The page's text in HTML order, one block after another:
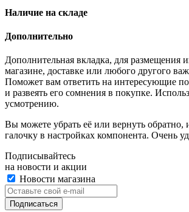
Наличие на складе
Дополнительно
Дополнительная вкладка, для размещения
магазине, доставке или любого другого
Поможет вам ответить на интересующие
и развеять его сомнения в покупке.
усмотрению.
Вы можете убрать её или вернуть обратно,
галочку в настройках компонента. Очень
Подписывайтесь
на новости и акции
Новости магазина